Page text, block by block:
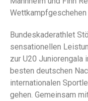
Wettkampfgeschehen
Bundeskaderathlet
sensationellen
zur U20 Juniorengala
besten deutschen
internationalen
gehen. Gemeinsam